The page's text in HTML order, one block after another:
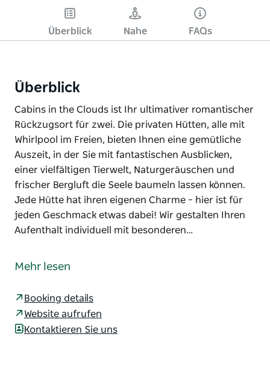
Überblick Nahe FAQs
Überblick
Cabins in the Clouds ist Ihr ultimativer romantischer
Rückzugsort für zwei. Die privaten Hütten, alle mit
Whirlpool im Freien, bieten Ihnen eine gemütliche
Auszeit, in der Sie mit fantastischen Ausblicken,
einer vielfältigen Tierwelt, Naturgeräuschen und
frischer Bergluft die Seele baumeln lassen können.
Jede Hütte hat ihren eigenen Charme – hier ist für
jeden Geschmack etwas dabei! Wir gestalten Ihren
Aufenthalt individuell mit besonderen…
Rückzugsort für zwei. Die privaten Hütten, alle mit
einer vielfältigen Tierwelt, Naturgeräuschen und
frischer Bergluft die Seele baumeln lassen können.
Mehr lesen
Booking details
Website aufrufen
Kontaktieren Sie uns